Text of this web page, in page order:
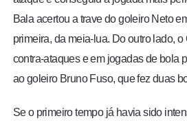
Bala acertou a trave do goleiro Neto
primeira, da meia-lua. Do outro lado,
contra-ataques e em jogadas de bola
ao goleiro Bruno Fuso, que fez duas
Se o primeiro tempo já havia sido